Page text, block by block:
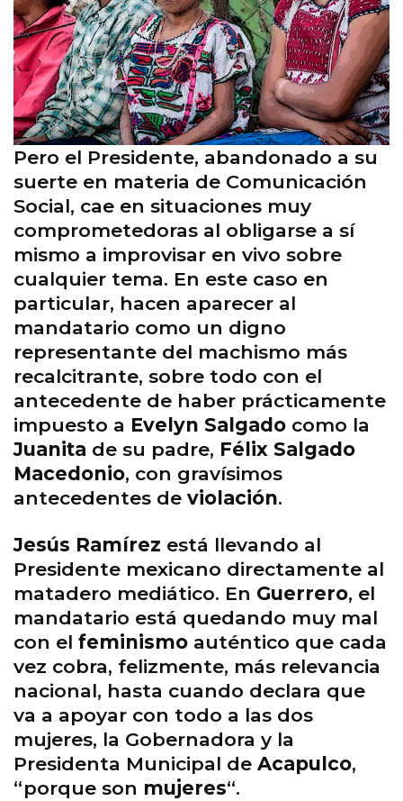
Pero el Presidente, abandonado a su
suerte en materia de Comunicación
Social, cae en situaciones muy
comprometedoras al obligarse a sí
mismo a improvisar en vivo sobre
cualquier tema. En este caso en
particular, hacen aparecer al
mandatario como un digno
representante del machismo más
recalcitrante, sobre todo con el
antecedente de haber prácticamente
impuesto a Evelyn Salgado como la
Juanita de su padre, Félix Salgado
Macedonio, con gravísimos
antecedentes de violación.
Jesús Ramírez está llevando al
Presidente mexicano directamente al
matadero mediático. En Guerrero, el
mandatario está quedando muy mal
con el feminismo auténtico que cada
vez cobra, felizmente, más relevancia
nacional, hasta cuando declara que
va a apoyar con todo a las dos
mujeres, la Gobernadora y la
Presidenta Municipal de Acapulco,
“porque son mujeres“.